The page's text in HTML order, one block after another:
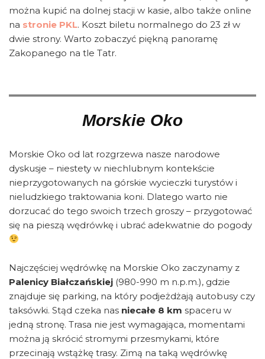
można kupić na dolnej stacji w kasie, albo także online
na stronie PKL. Koszt biletu normalnego do 23 zł w
dwie strony. Warto zobaczyć piękną panoramę
Zakopanego na tle Tatr.
Morskie Oko
Morskie Oko od lat rozgrzewa nasze narodowe
dyskusje – niestety w niechlubnym kontekście
nieprzygotowanych na górskie wycieczki turystów i
nieludzkiego traktowania koni. Dlatego warto nie
dorzucać do tego swoich trzech groszy – przygotować
się na pieszą wędrówkę i ubrać adekwatnie do pogody
Najczęściej wędrówkę na Morskie Oko zaczynamy z
Palenicy Białczańskiej (980-990 m n.p.m.), gdzie
znajduje się parking, na który podjeżdżają autobusy czy
taksówki. Stąd czeka nas niecałe 8 km spaceru w
jedną stronę. Trasa nie jest wymagająca, momentami
można ją skrócić stromymi przesmykami, które
przecinają wstążkę trasy. Zimą na taką wędrówkę